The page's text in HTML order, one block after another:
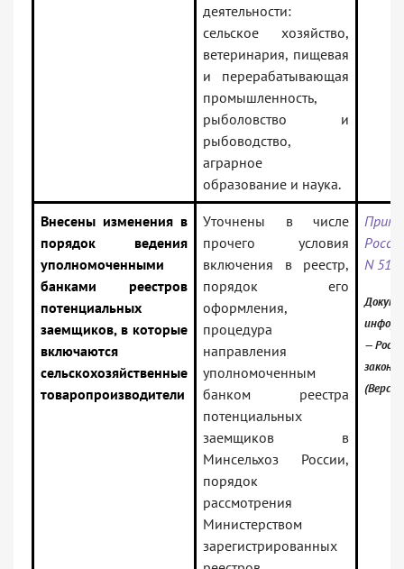
деятельности:
сельское хозяйство,
ветеринария, пищевая
и перерабатывающая
промышленность,
рыболовство и
рыбоводство,
аграрное
образование и наука.
Внесены изменения в
порядок ведения
уполномоченными
банками реестров
потенциальных
заемщиков, в которые
включаются
сельскохозяйственные
товаропроизводители
Уточнены в числе
прочего условия
включения в реестр,
порядок его
оформления,
процедура
направления
уполномоченным
банком реестра
потенциальных
заемщиков в
Минсельхоз России,
порядок
рассмотрения
Министерством
зарегистрированных
N
—